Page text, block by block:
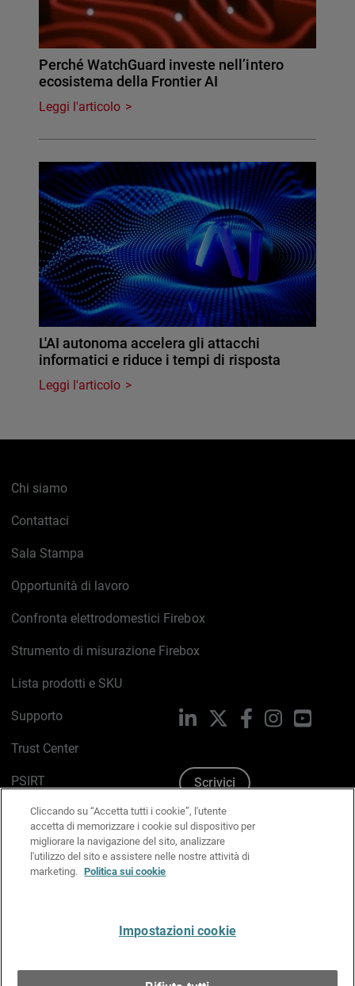
Perché WatchGuard investe nell’intero
ecosistema della Frontier AI
Leggi l'articolo
L'AI autonoma accelera gli attacchi
informatici e riduce i tempi di risposta
Leggi l'articolo
Chi siamo
Contattaci
Sala Stampa
Opportunità di lavoro
Confronta elettrodomestici Firebox
Strumento di misurazione Firebox
Lista prodotti e SKU
Supporto
Trust Center
PSIRT
Politica sui cookie
Informativa sulla privacy
Kit Media & Brand
LinkedIn FacebookInstagram
Scrivici
Cliccando su “Accetta tutti i cookie”, l'utente
accetta di memorizzare i cookie sul dispositivo per
migliorare la navigazione del sito, analizzare
l'utilizzo del sito e assistere nelle nostre attività di
marketing. Politica sui cookie
Impostazioni cookie